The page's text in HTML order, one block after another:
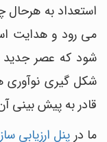
استعداد به هرحال
می رود و هدایت
شود که عصر جدید
شکل گیری نوآوری
قادر به پیش بینی
ما در پنل ارزیابی